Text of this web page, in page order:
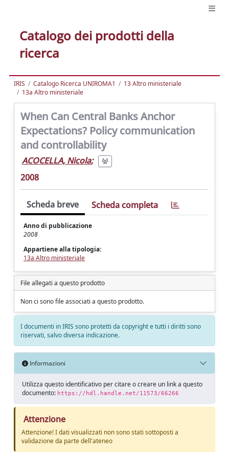
Catalogo dei prodotti della
ricerca
IRIS Catalogo Ricerca UNIROMA1
13 Altro ministeriale
13a Altro ministeriale
When Can Central Banks Anchor
Expectations? Policy communication
and controllability
ACOCELLA, Nicola;
2008
Scheda breve Scheda completa
Anno di pubblicazione
2008
Appartiene alla tipologia:
13a Altro ministeriale
File allegati a questo prodotto
Non ci sono file associati a questo prodotto.
I documenti in IRIS sono protetti da copyright e tutti i diritti sono
riservati, salvo diversa indicazione.
Informazioni
Utilizza questo identificativo per citare o creare un link a questo
documento: https://hdl.handle.net/11573/66266
Attenzione
Attenzione! I dati visualizzati non sono stati sottoposti a
validazione da parte dell'ateneo